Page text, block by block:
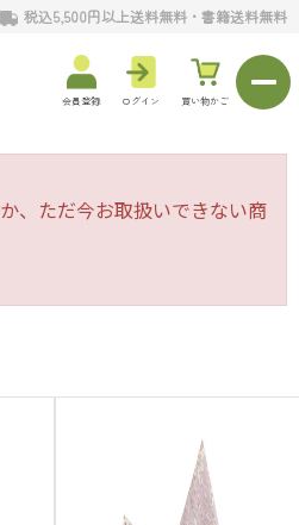
税込5,500円以上送料無料・書籍送料無料
会員登録 ログイン 買い物かご
、ただ今お取扱いできない商